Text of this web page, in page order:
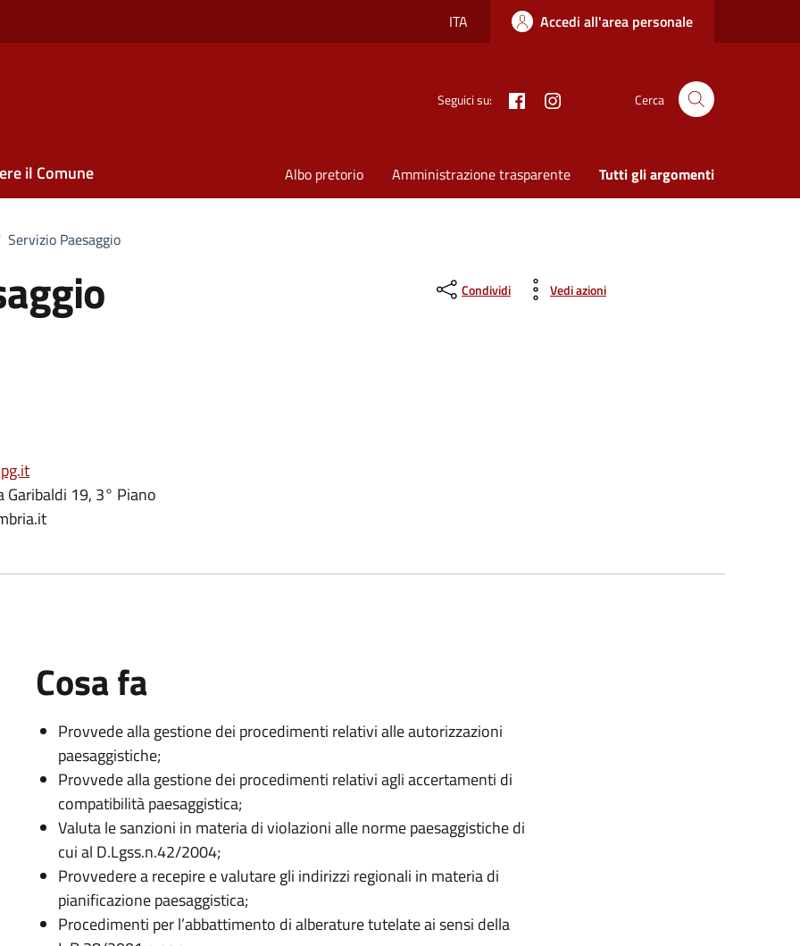
ITA Accedi all'area personale
Seguici su: Facebook Cerca
il Comune Albo pretorio Amministrazione trasparente Tutti gli argomenti
Servizio Paesaggio
Garibaldi 19, 3° Piano
Condividi Vedi azioni
Cosa fa
Provvede alla gestione dei procedimenti relativi alle autorizzazioni
paesaggistiche;
Provvede alla gestione dei procedimenti relativi agli accertamenti di
compatibilità paesaggistica;
Valuta le sanzioni in materia di violazioni alle norme paesaggistiche di
cui al D.Lgss.n.42/2004;
Provvedere a recepire e valutare gli indirizzi regionali in materia di
pianificazione paesaggistica;
Procedimenti per l’abbattimento di alberature tutelate ai sensi della